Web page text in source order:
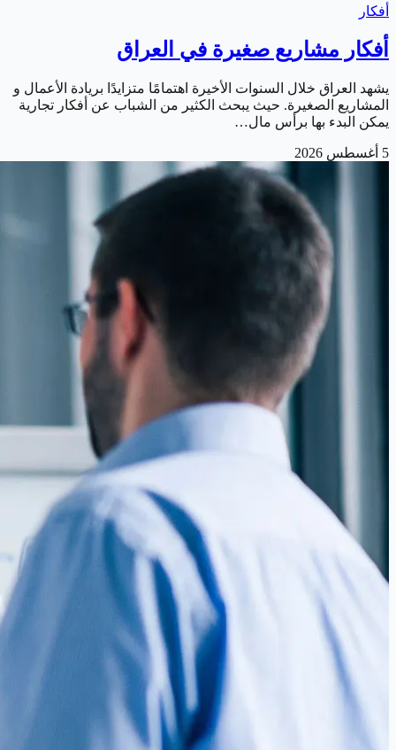
أفكار
أفكار مشاريع صغيرة في العراق
يشهد العراق خلال السنوات الأخيرة اهتمامًا متزايدًا بريادة الأعمال و
المشاريع الصغيرة. حيث يبحث الكثير من الشباب عن أفكار تجارية
يمكن البدء بها برأس مال…
5 أغسطس 2026